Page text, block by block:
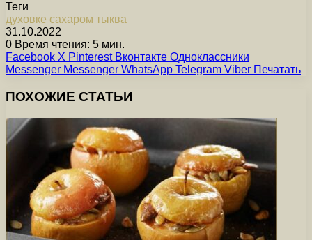
Теги
духовке сахаром тыква
31.10.2022
0 Время чтения: 5 мин.
Facebook X Pinterest Вконтакте Одноклассники
Messenger Messenger WhatsApp Telegram Viber Печатать
ПОХОЖИЕ СТАТЬИ